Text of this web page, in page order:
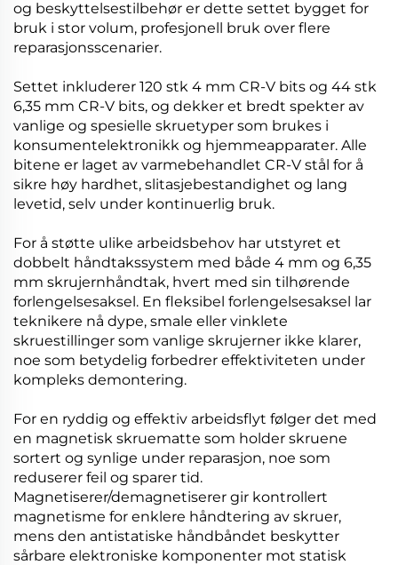
og beskyttelsestilbehør er dette settet bygget for
bruk i stor volum, profesjonell bruk over flere
reparasjonsscenarier.
Settet inkluderer 120 stk 4 mm CR-V bits og 44 stk
6,35 mm CR-V bits, og dekker et bredt spekter av
vanlige og spesielle skruetyper som brukes i
konsumentelektronikk og hjemmeapparater. Alle
bitene er laget av varmebehandlet CR-V stål for å
sikre høy hardhet, slitasjebestandighet og lang
levetid, selv under kontinuerlig bruk.
For å støtte ulike arbeidsbehov har utstyret et
dobbelt håndtakssystem med både 4 mm og 6,35
mm skrujernhåndtak, hvert med sin tilhørende
forlengelsesaksel. En fleksibel forlengelsesaksel lar
teknikere nå dype, smale eller vinklete
skruestillinger som vanlige skrujerner ikke klarer,
noe som betydelig forbedrer effektiviteten under
kompleks demontering.
For en ryddig og effektiv arbeidsflyt følger det med
en magnetisk skruematte som holder skruene
sortert og synlige under reparasjon, noe som
reduserer feil og sparer tid.
Magnetiserer/demagnetiserer gir kontrollert
magnetisme for enklere håndtering av skruer,
mens den antistatiske håndbåndet beskytter
sårbare elektroniske komponenter mot statisk